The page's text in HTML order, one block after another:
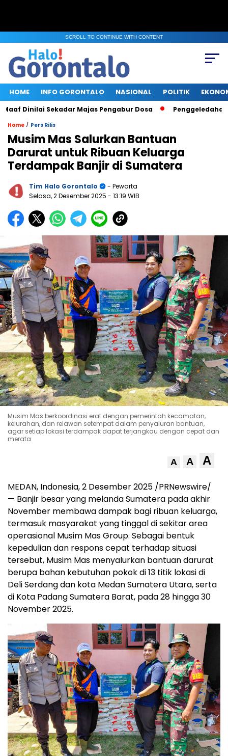
SCROLL TO CONTINUE WITH CONTENT
HOME INFO GORONTALO NASIONAL POLITIK
Dinilai Sekadar Majas Pengabur Dosa Penggeledahan
Home / Pers Rilis
Musim Mas Salurkan Bantuan
Darurat untuk Ribuan Keluarga
Terdampak Banjir di Sumatera
Tim Halo Gorontalo
- Pewarta
Selasa, 2 Desember 2025 - 13:19 WIB
Musim Mas berkoordinasi erat dengan pemerintah kecamatan,
kelurahan, dan relawan setempat dalam penyaluran bantuan,
agar setiap lokasi terdampak dapat terjangkau dengan cepat dan
merata
A A A
MEDAN, Indonesia, 2 Desember 2025 /PRNewswire/
— Banjir besar yang melanda Sumatera pada akhir
November membawa dampak bagi ribuan keluarga,
termasuk masyarakat yang tinggal di sekitar area
operasional Musim Mas Group. Sebagai bentuk
kepedulian dan respons cepat terhadap situasi
tersebut, Musim Mas menyalurkan bantuan darurat
berupa bahan kebutuhan pokok di 13 titik lokasi di
Deli Serdang dan kota Medan Sumatera Utara, serta
di Kota Padang Sumatera Barat, pada 28 hingga30
November 2025.